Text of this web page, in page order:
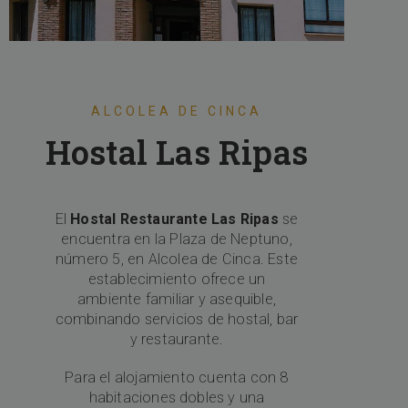
ALCOLEA DE CINCA
Hostal Las Ripas
El Hostal Restaurante Las Ripas se
encuentra en la Plaza de Neptuno,
número 5, en Alcolea de Cinca. Este
establecimiento ofrece un
ambiente familiar y asequible,
combinando servicios de hostal, bar
y restaurante.
Para el alojamiento cuenta con 8
habitaciones dobles y una